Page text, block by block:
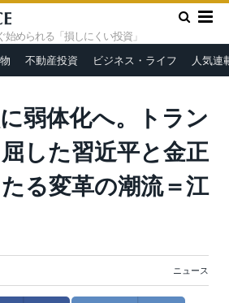
始められる「損しにくい投資」
不動産投資 ビジネス・ライフ 人気連
中国が急激に弱体化へ。トランプの圧力に
ぶち当たる変革の潮流＝江守哲
弱体化へ。トラン
した習近平と金正
る変革の潮流＝江
ニュース